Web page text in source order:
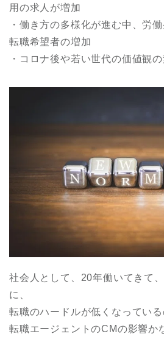
用の求人が増加
・働き方の多様化が進む中、労
転職希望者の増加
・コロナ後や若い世代の価値観
社会人として、20年働いてきて
に、
転職のハードルが低くなっている
転職エージェントのCMの影響か